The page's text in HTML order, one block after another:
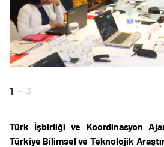
1 - 3
Türk İşbirliği ve Koordinasyon
Türkiye Bilimsel ve Teknolojik